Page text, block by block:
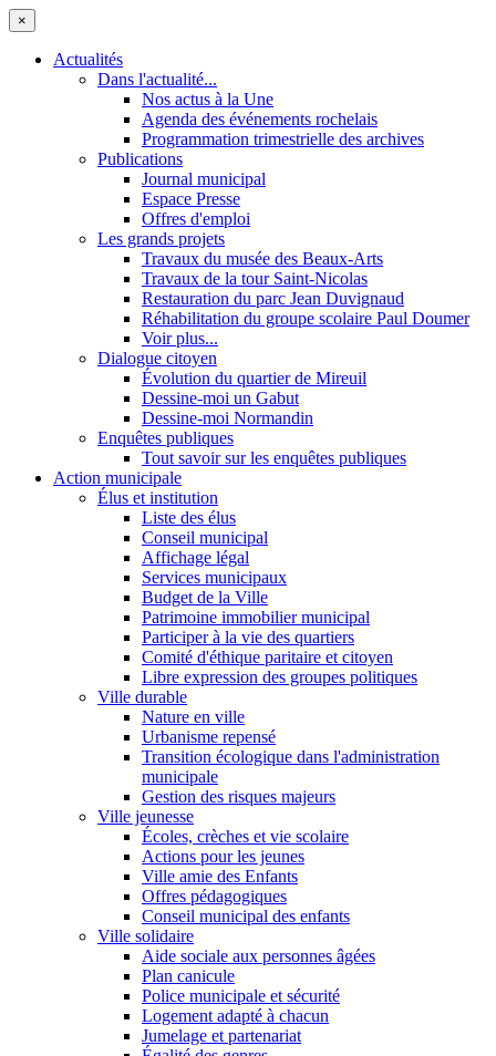
×
Actualités
Dans l'actualité...
Nos actus à la Une
Agenda des événements rochelais
Programmation trimestrielle des archives
Publications
Journal municipal
Espace Presse
Offres d'emploi
Les grands projets
Travaux du musée des Beaux-Arts
Travaux de la tour Saint-Nicolas
Restauration du parc Jean Duvignaud
Réhabilitation du groupe scolaire Paul Doumer
Voir plus...
Dialogue citoyen
Évolution du quartier de Mireuil
Dessine-moi un Gabut
Dessine-moi Normandin
Enquêtes publiques
Tout savoir sur les enquêtes publiques
Action municipale
Élus et institution
Liste des élus
Conseil municipal
Affichage légal
Services municipaux
Budget de la Ville
Patrimoine immobilier municipal
Participer à la vie des quartiers
Comité d'éthique paritaire et citoyen
Libre expression des groupes politiques
Ville durable
Nature en ville
Urbanisme repensé
Transition écologique dans l'administration
municipale
Gestion des risques majeurs
Ville jeunesse
Écoles, crèches et vie scolaire
Actions pour les jeunes
Ville amie des Enfants
Offres pédagogiques
Conseil municipal des enfants
Ville solidaire
Aide sociale aux personnes âgées
Plan canicule
Police municipale et sécurité
Logement adapté à chacun
Jumelage et partenariat